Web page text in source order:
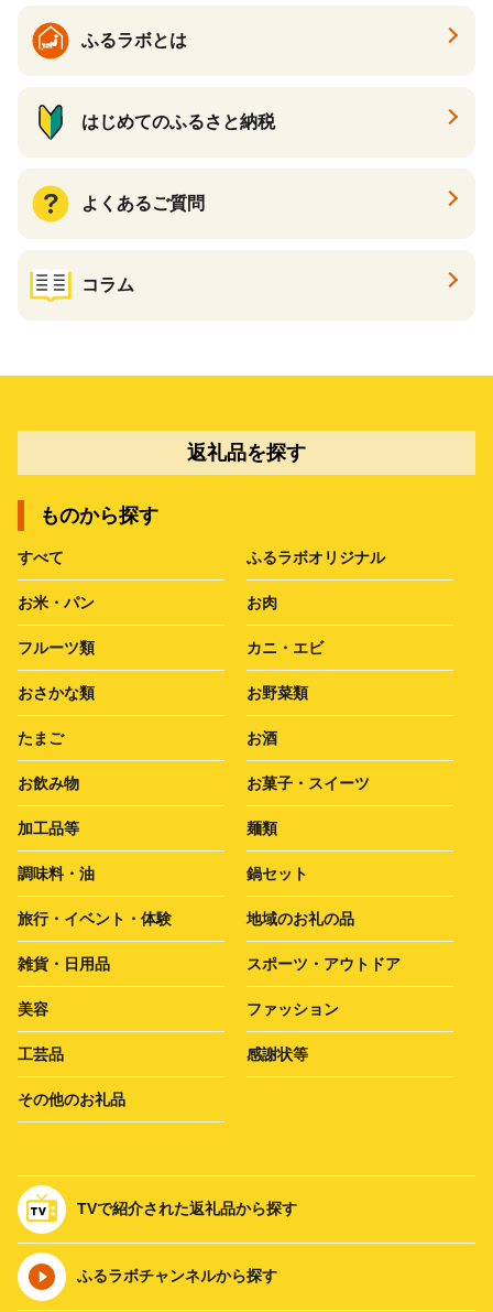
ふるラボとは
はじめてのふるさと納税
よくあるご質問
コラム
返礼品を探す
ものから探す
すべて ふるラボオリジナル
お米・パン お肉
フルーツ類 カニ・エビ
おさかな類 お野菜類
たまご お酒
お飲み物 お菓子・スイーツ
加工品等 麺類
調味料・油 鍋セット
旅行・イベント・体験 地域のお礼の品
雑貨・日用品 スポーツ・アウトドア
美容 ファッション
工芸品 感謝状等
その他のお礼品
TVで紹介された返礼品から探す
ふるラボチャンネルから探す